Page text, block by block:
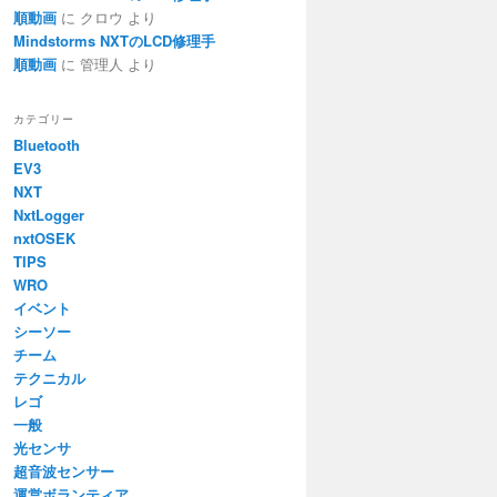
順動画 に クロウ より
Mindstorms NXTのLCD修理手
順動画 に 管理人 より
カテゴリー
Bluetooth
EV3
NXT
NxtLogger
nxtOSEK
TIPS
WRO
イベント
シーソー
チーム
テクニカル
レゴ
一般
光センサ
超音波センサー